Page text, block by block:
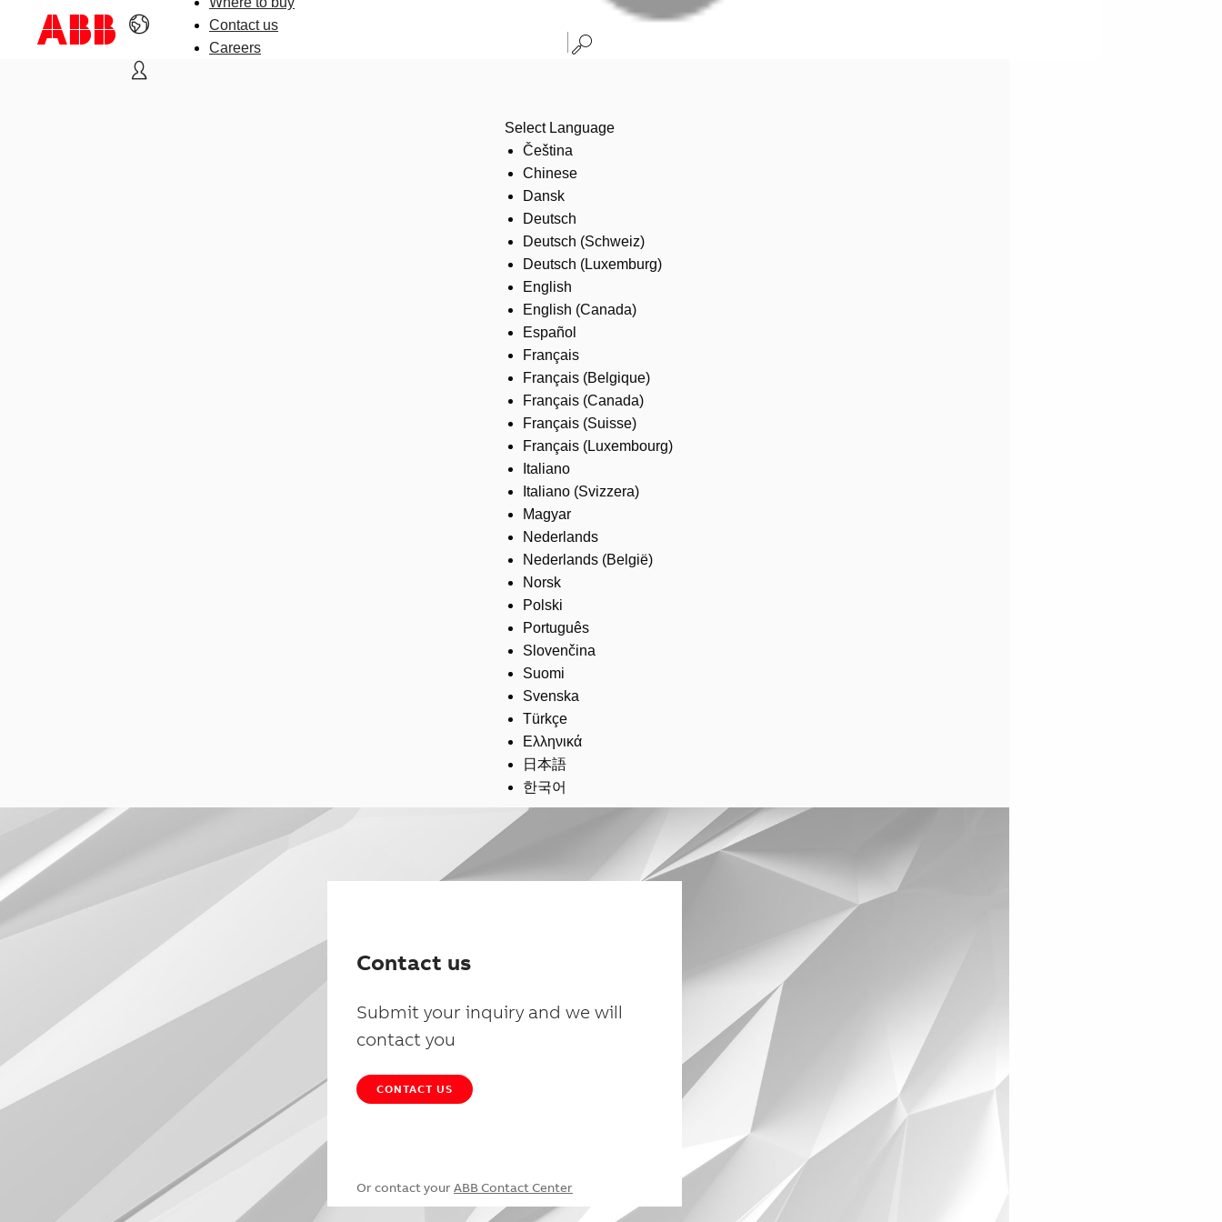
Contact us
Careers
Select Language
Čeština
Chinese
Dansk
Deutsch
Deutsch (Schweiz)
Deutsch (Luxemburg)
English
English (Canada)
Español
Français
Français (Belgique)
Français (Canada)
Français (Suisse)
Français (Luxembourg)
Italiano
Italiano (Svizzera)
Magyar
Nederlands
Nederlands (België)
Norsk
Polski
Português
Slovenčina
Suomi
Svenska
Türkçe
Ελληνικά
日本語
한국어
Contact us
Submit your inquiry and we will
contact you
CONTACT US
Or contact your ABB Contact Center